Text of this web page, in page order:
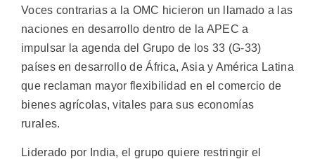
Voces contrarias a la OMC hicieron un llamado a las
naciones en desarrollo dentro de la APEC a
impulsar la agenda del Grupo de los 33 (G-33)
países en desarrollo de África, Asia y América Latina
que reclaman mayor flexibilidad en el comercio de
bienes agrícolas, vitales para sus economías
rurales.
Liderado por India, el grupo quiere restringir el